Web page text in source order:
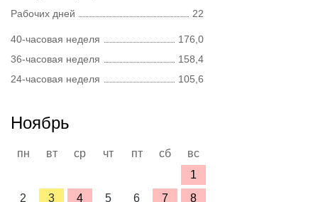
Рабочих дней
22
40-часовая неделя
176,0
36-часовая неделя
158,4
24-часовая неделя
105,6
Ноябрь
пн вт ср чт пт сб
вс
1
2
3 4 5 6 7 8